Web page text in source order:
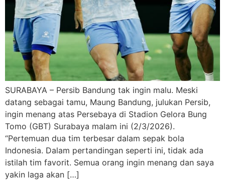
SURABAYA – Persib Bandung tak ingin malu. Meski
datang sebagai tamu, Maung Bandung, julukan Persib,
ingin menang atas Persebaya di Stadion Gelora Bung
Tomo (GBT) Surabaya malam ini (2/3/2026).
“Pertemuan dua tim terbesar dalam sepak bola
Indonesia. Dalam pertandingan seperti ini, tidak ada
istilah tim favorit. Semua orang ingin menang dan saya
yakin laga akan […]